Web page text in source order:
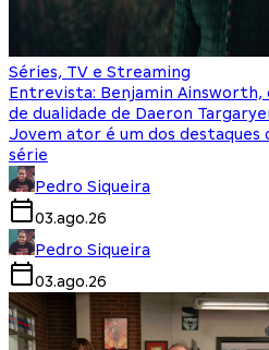
Séries, TV e Streaming
Entrevista: Benjamin Ainsworth,
de dualidade de Daeron
Jovem ator é um dos
série
Pedro Siqueira
03.ago.26
Pedro Siqueira
03.ago.26